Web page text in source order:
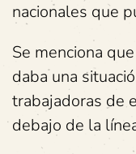
nacionales que
Se menciona
daba una
trabajadoras de
debajo de la